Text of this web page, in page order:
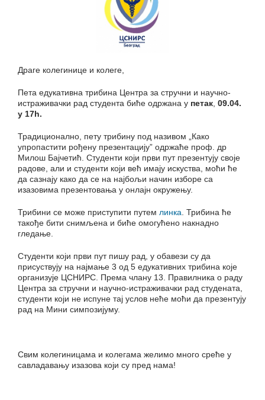
Драге колегинице и колеге,
Пета едукативна трибина Центра за стручни и научно-
истраживачки рад студента биће одржана у петак, 09.04.
у 17h.
Традиционално, пету трибину под називом „Како
упропастити рођену презентацију” одржаће проф. др
Милош Бајчетић. Студенти који први пут презентују своје
радове, али и студенти који већ имају искуства, моћи ће
да сазнају како да се на најбољи начин изборе са
изазовима презентовања у онлајн окружењу.
Трибини се може приступити путем линка. Трибина ће
такође бити снимљена и биће омогућено накнадно
гледање.
Студенти који први пут пишу рад, у обавези су да
присуствују на најмање 3 од 5 едукативних трибина које
организује ЦСНИРС. Према члану 13. Правилника о раду
Центра за стручни и научно-истраживачки рад студената,
студенти који не испуне тај услов неће моћи да презентују
рад на Мини симпозијуму.
Свим колегиницама и колегама желимо много среће у
савладавању изазова који су пред нама!